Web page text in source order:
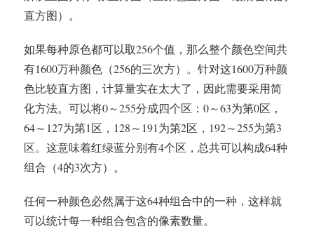
直方图）。
如果每种原色都可以取256个值，那么整个颜色空间共
有1600万种颜色（256的三次方）。针对这1600万种颜
色比较直方图，计算量实在太大了，因此需要采用简
化方法。可以将0～255分成四个区：0～63为第0区，
64～127为第1区，128～191为第2区，192～255为第3
区。这意味着红绿蓝分别有4个区，总共可以构成64种
组合（4的3次方）。
任何一种颜色必然属于这64种组合中的一种，这样就
可以统计每一种组合包含的像素数量。